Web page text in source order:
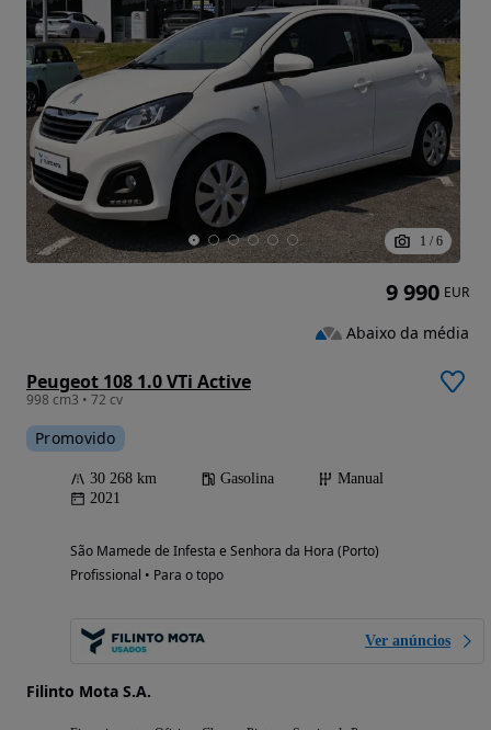
1 / 6
Peugeot 108 1.0 VTi Active
998 cm3 • 72 cv
Promovido
30 268 km Gasolina
Manual
2021
São Mamede de Infesta e Senhora da Hora (Porto)
Profissional • Para o topo
Ver anúncios
Filinto Mota S.A.
9 990 EUR
Abaixo da média